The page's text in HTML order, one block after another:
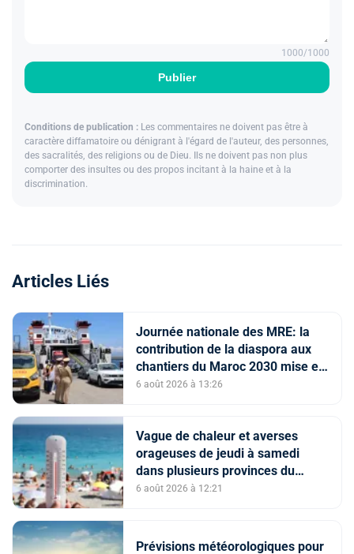
Publier
1000/1000
Conditions de publication : Les commentaires ne doivent pas être à
caractère diffamatoire ou dénigrant à l'égard de l'auteur, des personnes,
des sacralités, des religions ou de Dieu. Ils ne doivent pas non plus
comporter des insultes ou des propos incitant à la haine et à la
discrimination.
Articles Liés
Journée nationale des MRE: la
contribution de la diaspora aux
chantiers du Maroc 2030 mise en
avant
6 août 2026 à 13:26
Vague de chaleur et averses
orageuses de jeudi à samedi
dans plusieurs provinces du
Royaume (Bulletin d'alerte)
6 août 2026 à 12:21
Prévisions météorologiques pour